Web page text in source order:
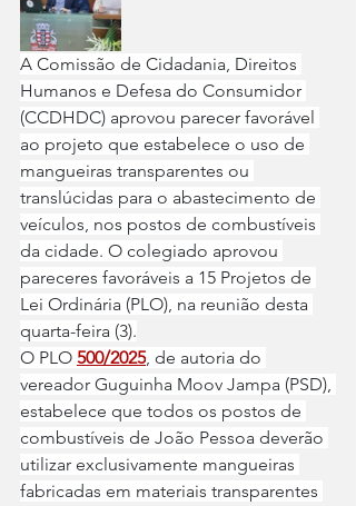
A Comissão de Cidadania, Direitos
Humanos e Defesa do Consumidor
(CCDHDC) aprovou parecer favorável
ao projeto que estabelece o uso de
mangueiras transparentes ou
translúcidas para o abastecimento de
veículos, nos postos de combustíveis
da cidade. O colegiado aprovou
pareceres favoráveis a 15 Projetos de
Lei Ordinária (PLO), na reunião desta
quarta-feira (3).
O PLO 500/2025, de autoria do
vereador Guguinha Moov Jampa (PSD),
estabelece que todos os postos de
combustíveis de João Pessoa deverão
utilizar exclusivamente mangueiras
fabricadas em materiais transparentes